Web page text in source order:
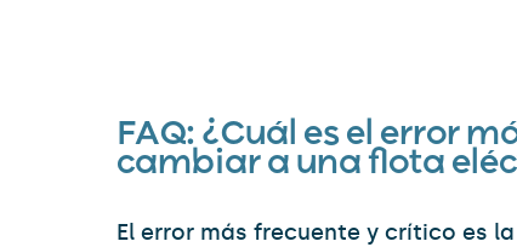
FAQ: ¿Cuál es el error
cambiar a una flota
El error más frecuente y crítico es